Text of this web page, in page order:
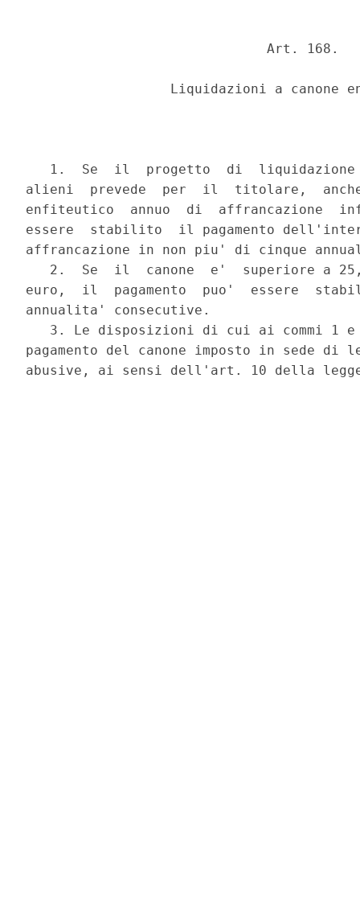
                              Art. 168.
Liquidazioni a canone
1.  Se  il  progetto  di
alieni  prevede  per  il  titolare,  anche
enfiteutico  annuo  di  affrancazione
essere  stabilito  il pagamento
affrancazione in non piu' di cinque
2.  Se  il  canone  e'  superiore a
euro,  il  pagamento  puo'  essere
annualita' consecutive.
3. Le disposizioni di cui ai commi 1
pagamento del canone imposto in sede di